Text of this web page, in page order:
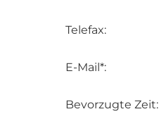
Telefax:
E-Mail*:
Bevorzugte Zeit: